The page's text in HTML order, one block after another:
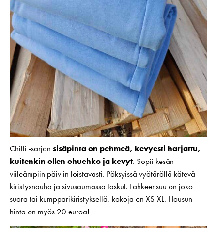
Chilli -sarjan sisäpinta on pehmeä, kevyesti harjattu,
kuitenkin ollen ohuehko ja kevyt. Sopii kesän
viileämpiin päiviin loistavasti. Pöksyissä vyötäröllä kätevä
kiristysnauha ja sivusaumassa taskut. Lahkeensuu on joko
suora tai kumpparikiristyksellä, kokoja on XS-XL. Housun
hinta on myös 20 euroa!